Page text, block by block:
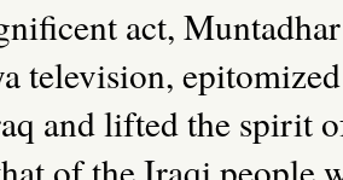
act,
television,
and lifted the spirit
of the Iraqi people